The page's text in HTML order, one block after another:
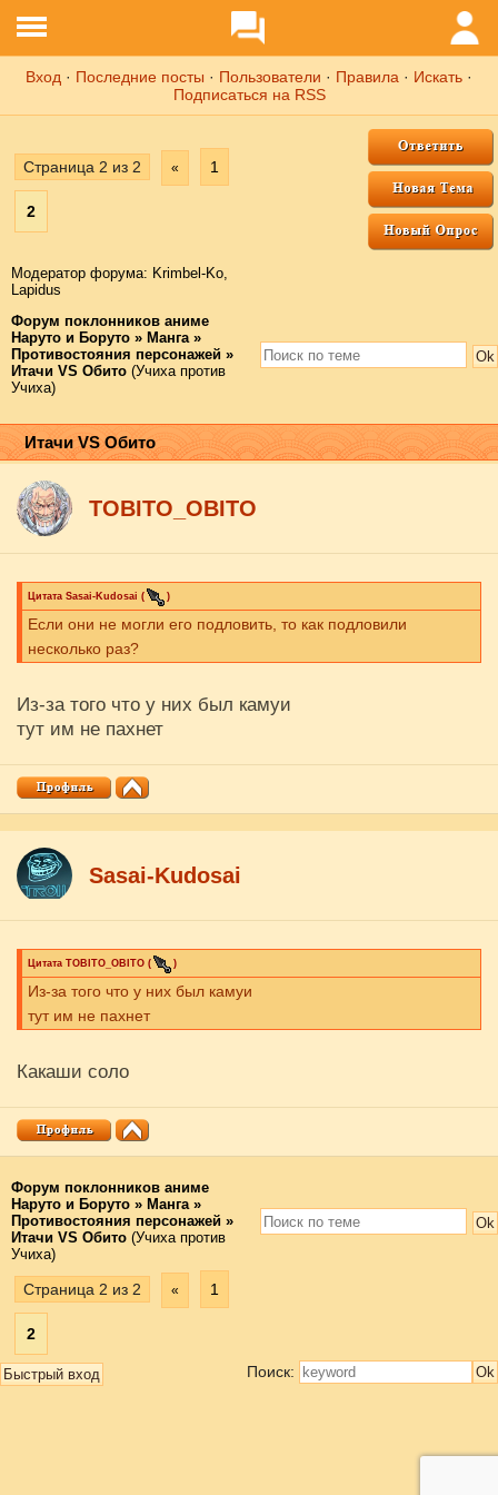
Вход · Последние посты · Пользователи · Правила · Искать ·
Подписаться на RSS
Страница 2 из 2 « 1
2
Модератор форума: Krimbel-Ko,
Lapidus
Форум поклонников аниме
Наруто и Боруто » Манга »
Противостояния персонажей »
Итачи VS Обито (Учиха против
Учиха)
Итачи VS Обито
ТОBITO_OBITO
Цитата Sasai-Kudosai ( )
Если они не могли его подловить, то как подловили
несколько раз?
Из-за того что у них был камуи
тут им не пахнет
Sasai-Kudosai
Цитата ТОBITO_OBITO ( )
Из-за того что у них был камуи
тут им не пахнет
Какаши соло
Форум поклонников аниме
Наруто и Боруто » Манга »
Противостояния персонажей »
Итачи VS Обито (Учиха против
Учиха)
Страница 2 из 2 « 1
2
Поиск: